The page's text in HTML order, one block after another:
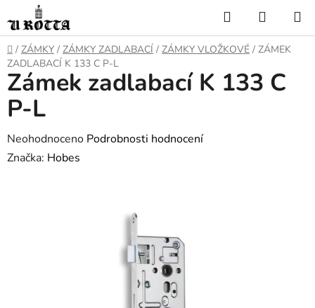
na
obsah
Hledat
KOŠÍK
DOMŮ
/ ZÁMKY / ZÁMKY ZADLABACÍ / ZÁMKY VLOŽKOVÉ / ZÁMEK
ZADLABACÍ K 133 C P-L
Zámek zadlabací K 133 C
P-L
Průměrné
hodnocení
Neohodnoceno Podrobnosti hodnocení
Značka: Hobes